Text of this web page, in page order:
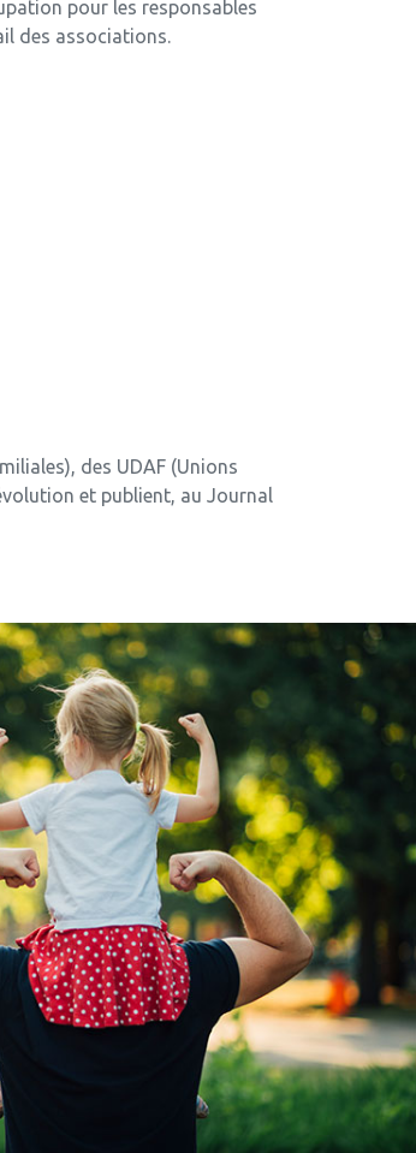
pour les responsables
des associations.
des UDAF (Unions
et publient, au Journal